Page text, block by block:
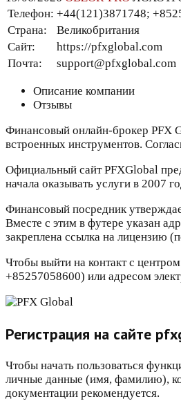
Телефон: +44(121)3871748;
Страна:
Великобритания
Сайт:
https://pfxglobal.com
Почта:
support@pfxglobal.com
Описание компании
Отзывы
Финансовый онлайн-брокер PFX
встроенных инструментов.
Официальный сайт PFXGlobal
начала оказывать услуги в 2007
Финансовый посредник
Вместе с этим в футере указан
закреплена ссылка на лицензию
Чтобы выйти на контакт с
+85257058600) или адресом
Регистрация на сайте
Чтобы начать пользоваться
личные данные (имя, фамилию),
документации рекомендуется.